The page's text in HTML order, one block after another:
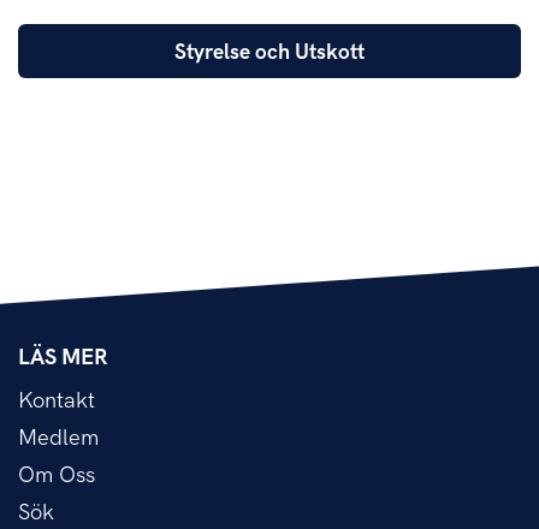
Styrelse och Utskott
LÄS MER
Kontakt
Medlem
Om Oss
Sök